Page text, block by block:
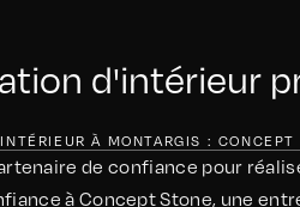
d'intérieur
À MONTARGIS :
de confiance pour
à Concept Stone, une